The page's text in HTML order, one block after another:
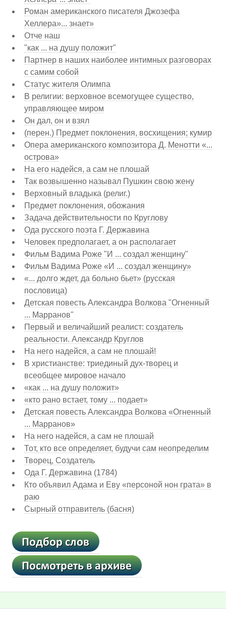
Роман американского писателя Джозефа
Хеллера»... знает»
Отче наш
"как ... на душу положит"
Партнер в наших наиболее интимных разговорах
с самим собой
Статус жителя Олимпа
В религии: верховное всемогущее существо,
управляющее миром
Он дал, он и взял
(перен.) Предмет поклонения, восхищения; кумир
Опера американского композитора Д. Менотти «...
острова»
На его надейся, а сам не плошай
Так возвышенно называл Пушкин свою жену
Верховный владыка (религ.)
Предмет поклонения, обожания
Задача действительности по Круглову
Ода русского поэта Г. Державина
Человек предполагает, а он располагает
Фильм Вадима Роже "И ... создал женщину"
Фильм Вадима Роже «И ... создал женщину»
«... долго ждет, да больно бьет» (русская
пословица)
Детская повесть Александра Волкова "Огненный
... Марранов"
Первый и величайший реалист: создатель
реальности. Александр Круглов
На него надейся, а сам не плошай!
В христианстве: триединый дух-творец и
всеобщее мировое начало
«как ... на душу положит»
«кто рано встает, тому ... подает»
Детская повесть Александра Волкова «Огненный
... Марранов»
На него надейся, а сам не плошай
Тот, кто все определяет, будучи сам неопределим
Творец, Создатель
Ода Г. Державина (1784)
Кто объявил Адама и Еву «персоной нон грата» в
раю
Сырный отправитель (басня)